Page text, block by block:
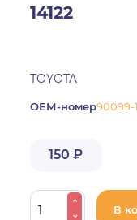
14122
TOYOTA
ОЕМ-номер90099-
150 ₽
В